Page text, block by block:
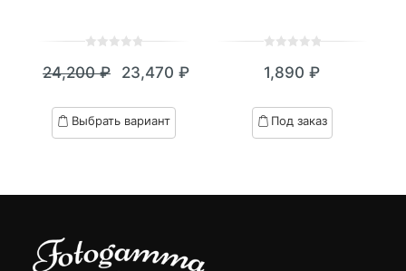
out
based
on
24,200₽
Первоначальная
цена
составляла
23,470 ₽
Текущая
цена:
23,470 ₽.
Выбрать вариант
out
based
on
1,890 ₽
Под заказ